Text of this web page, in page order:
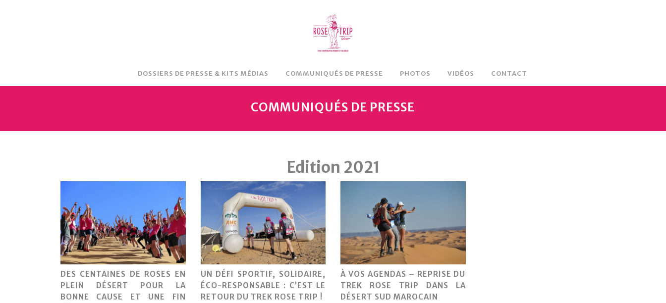
DOSSIERS DE PRESSE & KITS MÉDIAS COMMUNIQUÉS DE PRESSE PHOTOS VIDÉOS CONTACT
COMMUNIQUÉS DE PRESSE
Edition 2021
DES CENTAINES DE ROSES EN
PLEIN DÉSERT POUR LA
BONNE CAUSE ET UNE FIN
UN DÉFI SPORTIF, SOLIDAIRE,
ÉCO-RESPONSABLE : C’EST LE
RETOUR DU TREK ROSE TRIP !
À VOS AGENDAS – REPRISE DU
TREK ROSE TRIP DANS LA
DÉSERT SUD MAROCAIN